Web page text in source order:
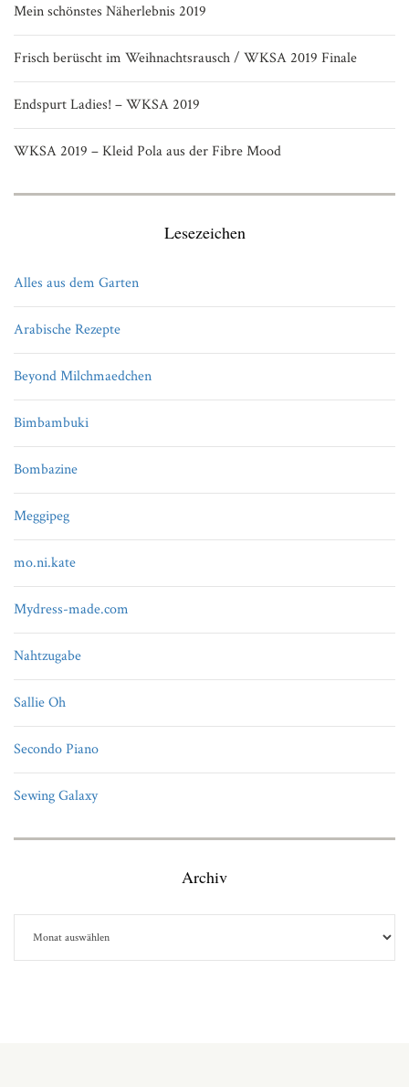
Mein schönstes Näherlebnis 2019
Frisch berüscht im Weihnachtsrausch / WKSA 2019 Finale
Endspurt Ladies! – WKSA 2019
WKSA 2019 – Kleid Pola aus der Fibre Mood
Lesezeichen
Alles aus dem Garten
Arabische Rezepte
Beyond Milchmaedchen
Bimbambuki
Bombazine
Meggipeg
mo.ni.kate
Mydress-made.com
Nahtzugabe
Sallie Oh
Secondo Piano
Sewing Galaxy
Archiv